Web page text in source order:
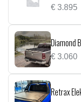
€ 3.895
Diamond
€ 3.060
Retrax